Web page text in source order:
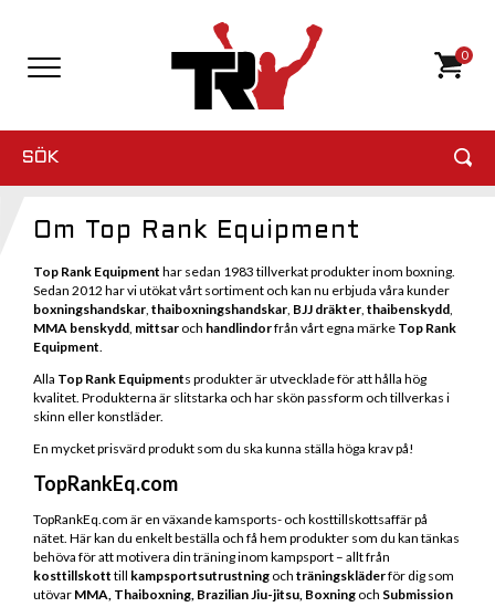
0
SÖK
Om Top Rank Equipment
Top Rank Equipment har sedan 1983 tillverkat produkter inom boxning.
Sedan 2012 har vi utökat vårt sortiment och kan nu erbjuda våra kunder
boxningshandskar thaiboxningshandskar BJJ dräkter thaibenskydd
MMA benskydd mittsar och handlindorfrån vårt egna märke Top Rank
Equipment
Alla Top Rank Equipments produkter är utvecklade för att hålla hög
kvalitet. Produkterna är slitstarka och har skön passform och tillverkas i
skinn eller konstläder.
En mycket prisvärd produkt som du ska kunna ställa höga krav på!
TopRankEq.com
TopRankEq.com är en växande kamsports- och kosttillskottsaffär på
nätet. Här kan du enkelt beställa och få hem produkter som du kan tänkas
behöva för att motivera din träning inom kampsport – allt från
kosttillskott till kampsportsutrustning och träningskläderför dig som
utövar MMA, Thaiboxning, Brazilian Jiu-jitsu, Boxning och Submission